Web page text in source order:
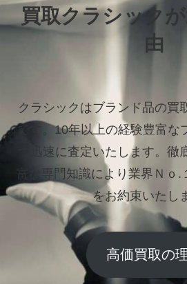
買取クラシック
由
クラシックはブランド品の買
です。10年以上の経験豊富な
つ迅速に査定いたします。 徹
富な専門知識により業界Ｎｏ.
をお約束いたし
高価買取の